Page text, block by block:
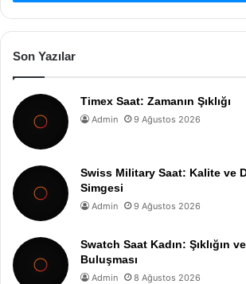
Son Yazılar
Timex Saat: Zamanın Şıklığı
Admin 9 Ağustos 2026
Swiss Military Saat: Kalite ve
Simgesi
Admin 9 Ağustos 2026
Swatch Saat Kadın: Şıklığın
Buluşması
Admin 8 Ağustos 2026